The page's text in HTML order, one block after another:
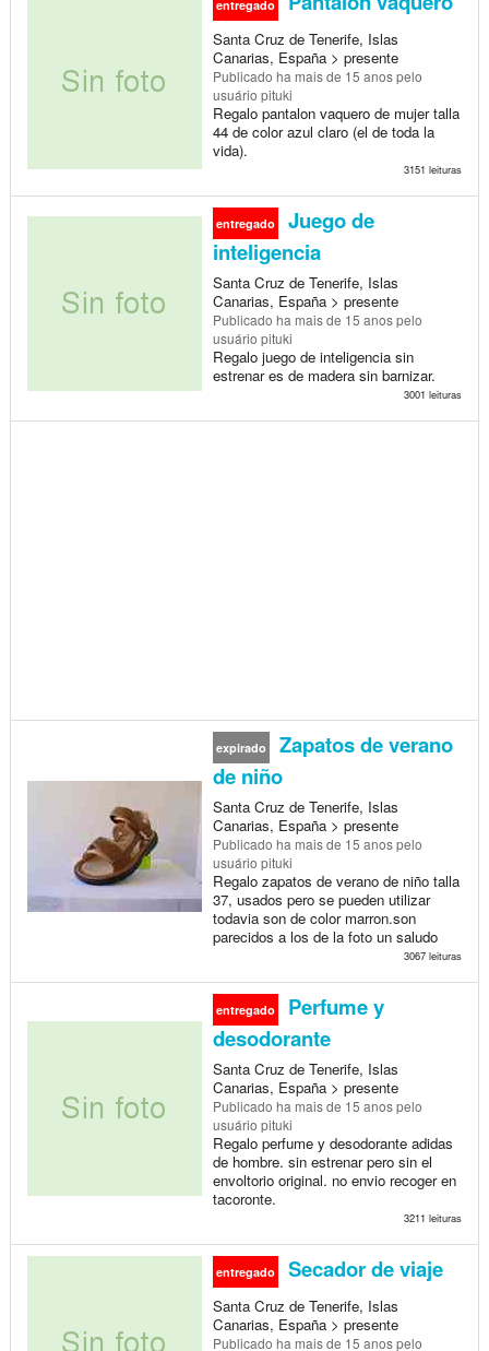
entregado
Santa Cruz de Tenerife, Islas
Canarias, España > presente
Publicado ha mais de 15 anospelo
usuário pituki
Regalo pantalon vaquero de mujer talla
44 de color azul claro (el de toda la
vida).
3151 leituras
entregado
Juego de
inteligencia
Santa Cruz de Tenerife, Islas
Canarias, España > presente
Publicado ha mais de 15 anospelo
usuário pituki
Regalo juego de inteligencia sin
estrenar es de madera sin barnizar.
3001 leituras
expirado
Zapatos de verano
de niño
Santa Cruz de Tenerife, Islas
Canarias, España > presente
Publicado ha mais de 15 anospelo
usuário pituki
Regalo zapatos de verano de niño talla
37, usados pero se pueden utilizar
todavia son de color marron.son
parecidos a los de la foto un saludo
3067 leituras
entregado
Perfume y
desodorante
Santa Cruz de Tenerife, Islas
Canarias, España > presente
Publicado ha mais de 15 anospelo
usuário pituki
Regalo perfume y desodorante adidas
de hombre. sin estrenar pero sin el
envoltorio original. no envio recoger en
tacoronte.
3211 leituras
entregado Secador de viaje
Santa Cruz de Tenerife, Islas
Canarias, España > presente
Publicado ha mais de 15 anospelo